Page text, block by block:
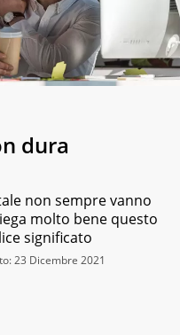
dura
non sempre vanno
molto bene questo
significato
23 Dicembre 2021